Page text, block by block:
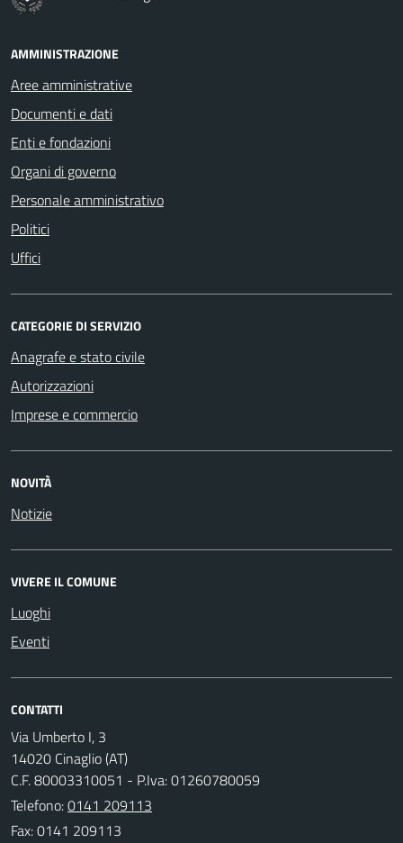
AMMINISTRAZIONE
Aree amministrative
Documenti e dati
Enti e fondazioni
Organi di governo
Personale amministrativo
Politici
Uffici
CATEGORIE DI SERVIZIO
Anagrafe e stato civile
Autorizzazioni
Imprese e commercio
NOVITÀ
Notizie
VIVERE IL COMUNE
Luoghi
Eventi
CONTATTI
Via Umberto I, 3
14020 Cinaglio (AT)
C.F. 80003310051 - P.Iva: 01260780059
Telefono:0141 209113
Fax: 0141 209113